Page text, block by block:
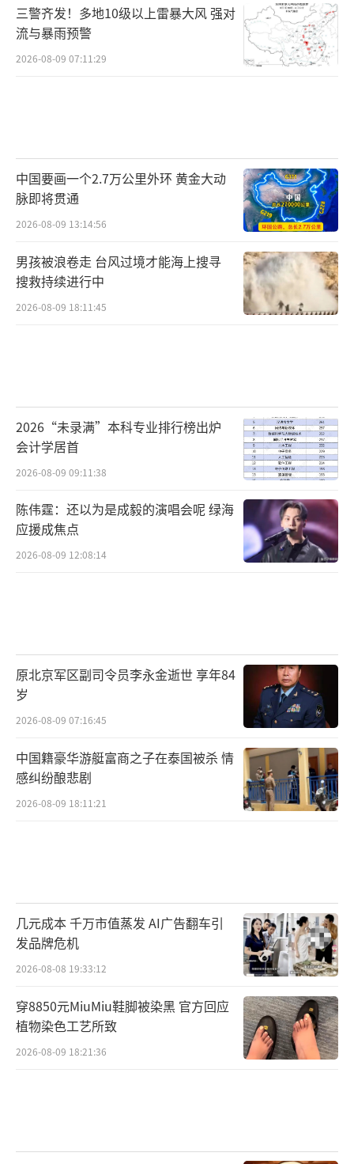
三警齐发！多地10级以上雷暴大风 强对
流与暴雨预警
2026-08-09 07:11:29
中国要画一个2.7万公里外环 黄金大动
脉即将贯通
2026-08-09 13:14:56
男孩被浪卷走 台风过境才能海上搜寻
搜救持续进行中
2026-08-09 18:11:45
2026“未录满”本科专业排行榜出炉
会计学居首
2026-08-09 09:11:38
陈伟霆：还以为是成毅的演唱会呢 绿海
应援成焦点
2026-08-09 12:08:14
原北京军区副司令员李永金逝世 享年84
岁
2026-08-09 07:16:45
中国籍豪华游艇富商之子在泰国被杀 情
感纠纷酿悲剧
2026-08-09 18:11:21
几元成本 千万市值蒸发 AI广告翻车引
发品牌危机
2026-08-08 19:33:12
穿8850元MiuMiu鞋脚被染黑 官方回应
植物染色工艺所致
2026-08-09 18:21:36